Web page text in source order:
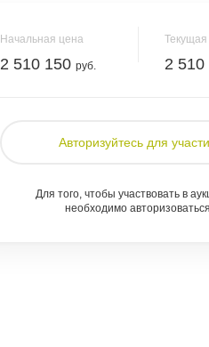
Начальная цена
2 510 150 2 510
Авторизуйтесь для
Для того, чтобы участвовать в
необходимо авторизоваться